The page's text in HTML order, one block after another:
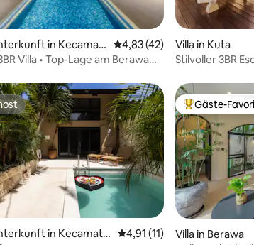
4,94 von 5, 31 Bewertungen
in Kecamat
Durchschnittliche
4,83 (42)
Villa • Top-Lage am Berawa
Villa in Kuta
Stilvoller 3BR
4,91 von 5, 22 Bewertungen
in Kecamata
Durchschnittliche
4,91 (11)
Beliebter
Gäste-
Villa in Berawa